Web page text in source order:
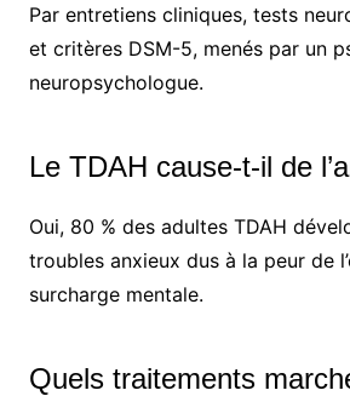
Par entretiens cliniques, tests
et critères DSM-5, menés par un
neuropsychologue.
Le TDAH cause-t-il de
Oui, 80 % des adultes TDAH
troubles anxieux dus à la peur de
surcharge mentale.
Quels traitements